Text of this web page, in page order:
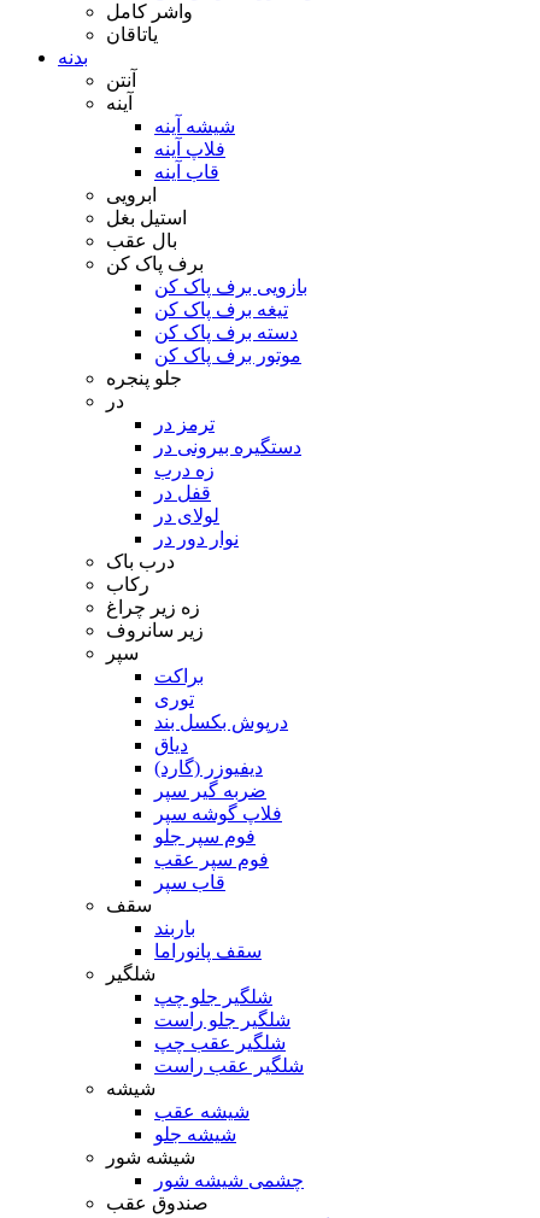
واشر کامل
یاتاقان
بدنه
آنتن
آینه
شیشه آینه
فلاپ آینه
قاب آینه
ابرویی
استیل بغل
بال عقب
برف پاک کن
بازویی برف پاک کن
تیغه برف پاک کن
دسته برف پاک کن
موتور برف پاک کن
جلو پنجره
در
ترمز در
دستگیره بیرونی در
زه درب
قفل در
لولای در
نوار دور در
درب باک
رکاب
زه زیر چراغ
زیر سانروف
سپر
براکت
توری
درپوش بکسل بند
دیاق
دیفیوزر (گارد)
ضربه گیر سپر
فلاپ گوشه سپر
فوم سپر جلو
فوم سپر عقب
قاب سپر
سقف
باربند
سقف پانوراما
شلگیر
شلگیر جلو چپ
شلگیر جلو راست
شلگیر عقب چپ
شلگیر عقب راست
شیشه
شیشه عقب
شیشه جلو
شیشه شور
چشمی شیشه شور
صندوق عقب